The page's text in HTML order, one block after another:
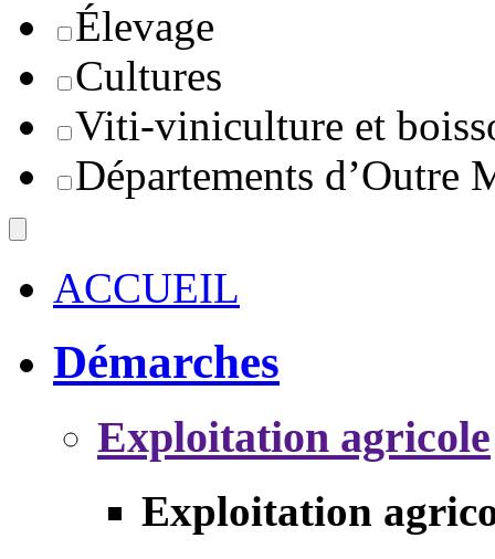
Élevage
Cultures
Viti-viniculture et
Départements d’Outre
ACCUEIL
Démarches
Exploitation agricole
Exploitation